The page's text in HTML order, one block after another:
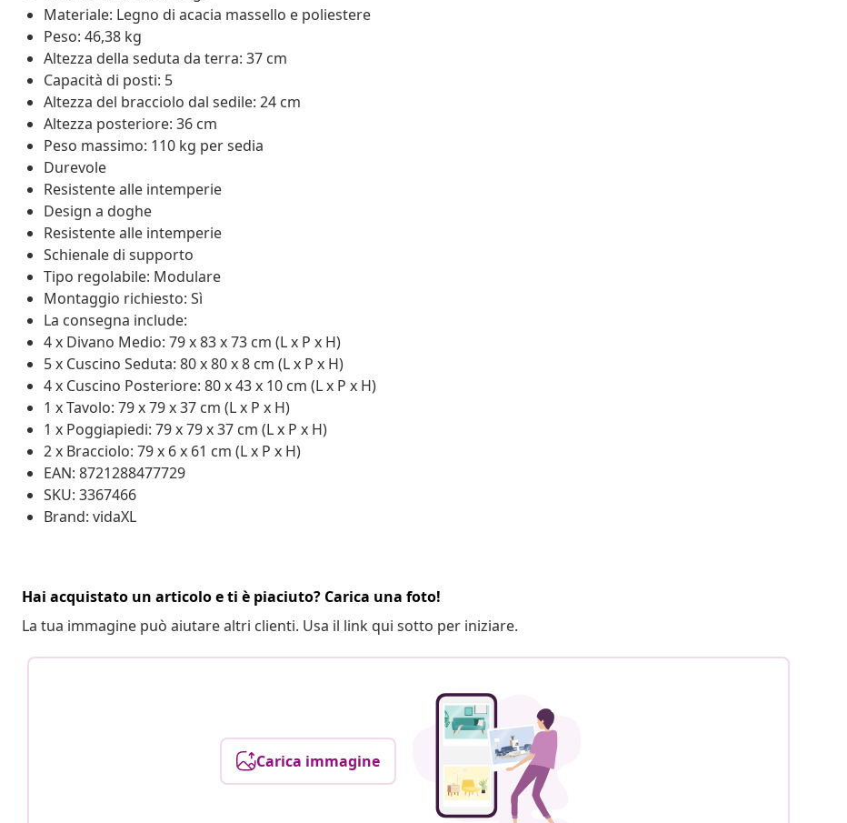
Materiale: Legno di acacia massello e poliestere
Peso: 46,38 kg
Altezza della seduta da terra: 37 cm
Capacità di posti: 5
Altezza del bracciolo dal sedile: 24 cm
Altezza posteriore: 36 cm
Peso massimo: 110 kg per sedia
Durevole
Resistente alle intemperie
Design a doghe
Resistente alle intemperie
Schienale di supporto
Tipo regolabile: Modulare
Montaggio richiesto: Sì
La consegna include:
4 x Divano Medio: 79 x 83 x 73 cm (L x P x H)
5 x Cuscino Seduta: 80 x 80 x 8 cm (L x P x H)
4 x Cuscino Posteriore: 80 x 43 x 10 cm (L x P x H)
1 x Tavolo: 79 x 79 x 37 cm (L x P x H)
1 x Poggiapiedi: 79 x 79 x 37 cm (L x P x H)
2 x Bracciolo: 79 x 6 x 61 cm (L x P x H)
EAN: 8721288477729
SKU: 3367466
Brand: vidaXL
Hai acquistato un articolo e ti è piaciuto? Carica una foto!
La tua immagine può aiutare altri clienti. Usa il link qui sotto per iniziare.
Carica immagine